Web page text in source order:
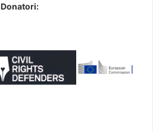
Donatori: